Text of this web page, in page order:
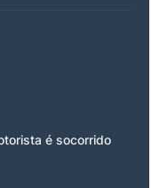
é socorrido